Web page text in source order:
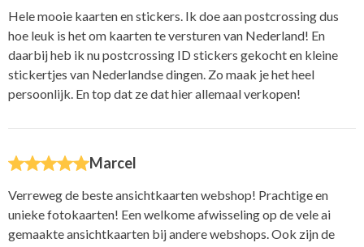
Hele mooie kaarten en stickers. Ik doe aan postcrossing dus
hoe leuk is het om kaarten te versturen van Nederland! En
daarbij heb ik nu postcrossing ID stickers gekocht en kleine
stickertjes van Nederlandse dingen. Zo maak je het heel
persoonlijk. En top dat ze dat hier allemaal verkopen!
Marcel
Verreweg de beste ansichtkaarten webshop! Prachtige en
unieke fotokaarten! Een welkome afwisseling op de vele ai
gemaakte ansichtkaarten bij andere webshops. Ook zijn de